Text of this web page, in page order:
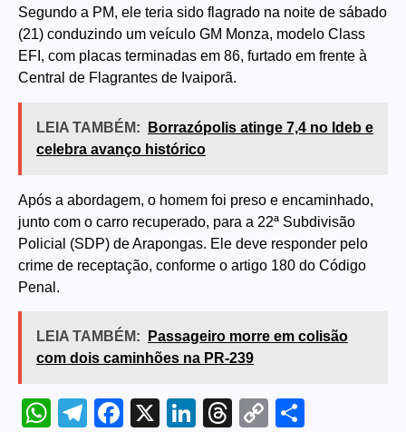
Segundo a PM, ele teria sido flagrado na noite de sábado
(21) conduzindo um veículo GM Monza, modelo Class
EFI, com placas terminadas em 86, furtado em frente à
Central de Flagrantes de Ivaiporã.
LEIA TAMBÉM:
Borrazópolis atinge 7,4 no Ideb e
celebra avanço histórico
Após a abordagem, o homem foi preso e encaminhado,
junto com o carro recuperado, para a 22ª Subdivisão
Policial (SDP) de Arapongas. Ele deve responder pelo
crime de receptação, conforme o artigo 180 do Código
Penal.
LEIA TAMBÉM:
Passageiro morre em colisão
com dois caminhões na PR-239
WhatsApp
Telegram
Facebook
X LinkedIn
Threads
Copy